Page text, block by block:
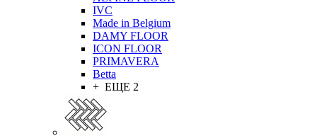
IVC
Made in Belgium
DAMY FLOOR
ICON FLOOR
PRIMAVERA
Betta
+ ЕЩЕ 2